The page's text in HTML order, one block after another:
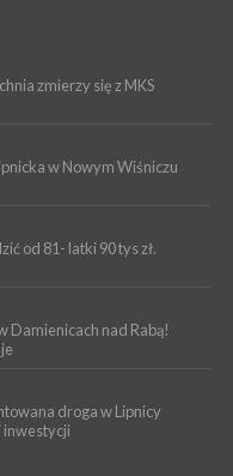
zagra zespół Kombi
uczyć pływać. Zajęcia
zmierzy się z MKS
w Nowym Wiśniczu
od 81- latki 90 tys zł.
Damienicach nad Rabą!
droga w Lipnicy
inwestycji